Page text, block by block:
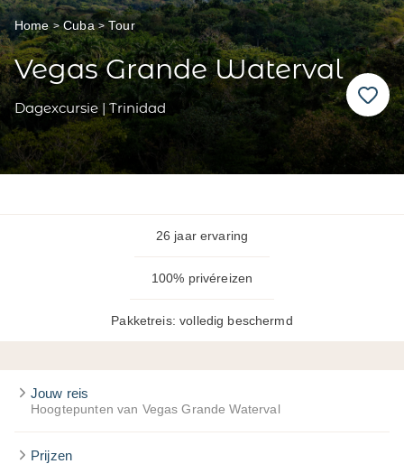
Home Cuba Tour
Vegas Grande Waterval
Dagexcursie | Trinidad
26 jaar ervaring
100% privéreizen
Pakketreis: volledig beschermd
Jouw reis
Hoogtepunten van Vegas Grande Waterval
Prijzen